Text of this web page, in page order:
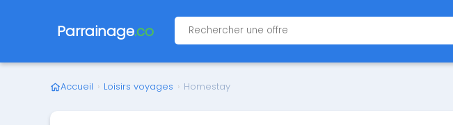
Parrainage.co
Accueil › Loisirs voyages › Homestay